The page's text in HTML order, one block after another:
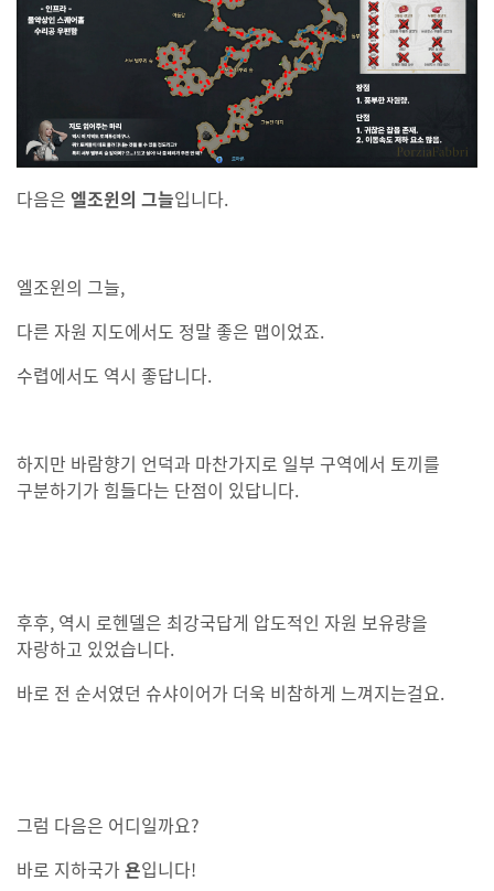
다음은 엘조윈의 그늘입니다.
엘조윈의 그늘,
다른 자원 지도에서도 정말 좋은 맵이었죠.
수렵에서도 역시 좋답니다.
하지만 바람향기 언덕과 마찬가지로 일부 구역에서 토끼를
구분하기가 힘들다는 단점이 있답니다.
후후, 역시 로헨델은 최강국답게 압도적인 자원 보유량을
자랑하고 있었습니다.
바로 전 순서였던 슈샤이어가 더욱 비참하게 느껴지는걸요.
그럼 다음은 어디일까요?
바로 지하국가욘입니다!